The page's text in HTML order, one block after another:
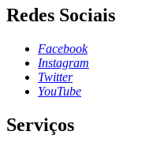
Redes Sociais
Facebook
Instagram
Twitter
YouTube
Serviços